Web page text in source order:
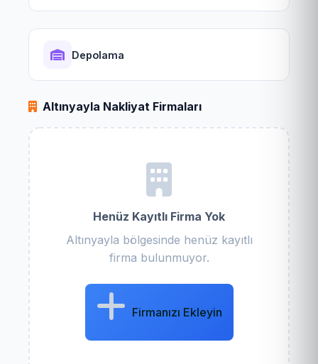
Depolama
Altınyayla Nakliyat Firmaları
Henüz Kayıtlı Firma Yok
Altınyayla bölgesinde henüz kayıtlı
firma bulunmuyor.
Firmanızı Ekleyin